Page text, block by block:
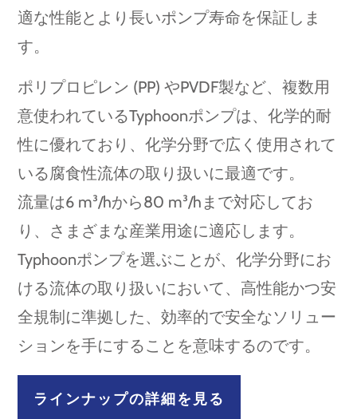
適な性能とより長いポンプ寿命を保証しま
す。
ポリプロピレン (PP) やPVDF製など、複数用
意使われているTyphoonポンプは、化学的耐
性に優れており、化学分野で広く使用されて
いる腐食性流体の取り扱いに最適です。
流量は6 m³/hから80 m³/hまで対応してお
り、さまざまな産業用途に適応します。
Typhoonポンプを選ぶことが、化学分野にお
ける流体の取り扱いにおいて、高性能かつ安
全規制に準拠した、効率的で安全なソリュー
ションを手にすることを意味するのです。
ラインナップの詳細を見る